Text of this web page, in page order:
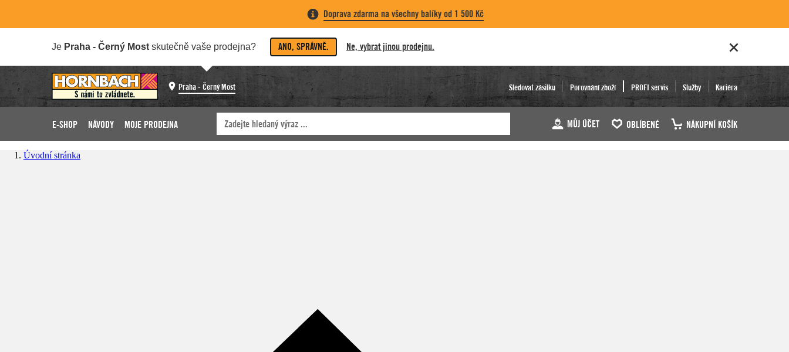
Doprava zdarma na všechny balíky od 1 500 Kč
Je Praha - Černý Most skutečně vaše prodejna? ANO, SPRÁVNĚ. Ne, vybrat jinou prodejnu.
Praha - Černý Most Sledovat zásilku Porovnání zboží PROFI servis Služby Kariéra
E-SHOP NÁVODY MOJE PRODEJNA MŮJ ÚČET OBLÍBENÉ NÁKUPNÍ KOŠÍK
Úvodní stránka